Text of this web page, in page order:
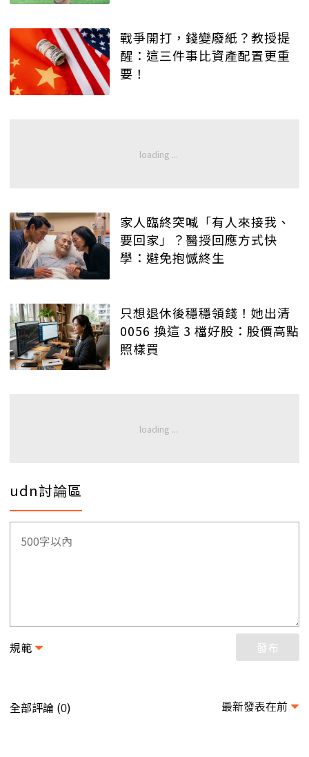
戰爭開打，錢變廢紙？教授提
醒：這三件事比資產配置更重
要！
家人臨終突喊「有人來接我、
要回家」？醫授回應方式快
學：避免抱憾終生
只想退休後穩穩領錢！她出清
0056 換這 3 檔好股：股價高點
照樣買
udn討論區
規範 發布
全部評論 (0) 最新發表在前